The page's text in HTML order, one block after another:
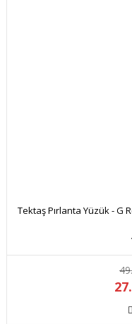
Tektaş Pırlanta Yüzük - G